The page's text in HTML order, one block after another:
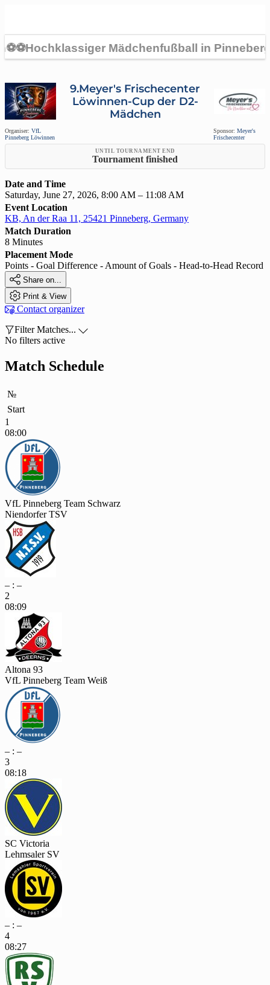
Organiser: VfL
Pinneberg Löwinnen
9.Meyer's Frischecenter
Löwinnen-Cup der D2-
Mädchen
Sponsor: Meyer's
Frischecenter
UNTIL TOURNAMENT END
Tournament finished
Date and Time
Saturday, June 27, 2026, 8:00 AM – 11:08 AM
Event Location
KB, An der Raa 11, 25421 Pinneberg, Germany
Match Duration
8 Minutes
Placement Mode
Points - Goal Difference - Amount of Goals - Head-to-Head Record
 Share on...
 Print & View
 Contact organizer
Filter Matches... 
No filters active
Match Schedule
№
Start
1
08:00
VfL Pinneberg Team Schwarz
Niendorfer TSV
– : –
2
08:09
Altona 93
VfL Pinneberg Team Weiß
– : –
3
08:18
SC Victoria
Lehmsaler SV
– : –
4
08:27